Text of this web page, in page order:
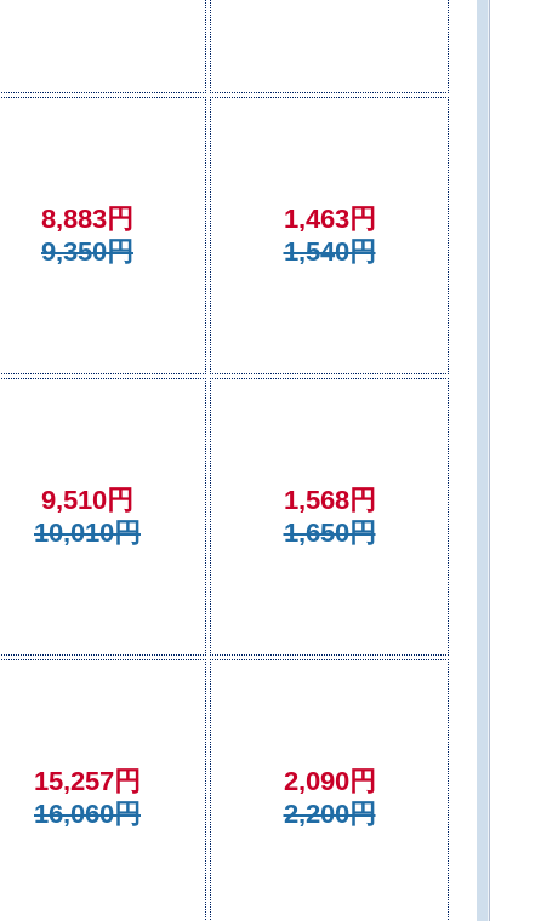
8,883円
9,350円
1,463円
1,540円
9,510円
10,010円
1,568円
1,650円
15,257円
16,060円
2,090円
2,200円